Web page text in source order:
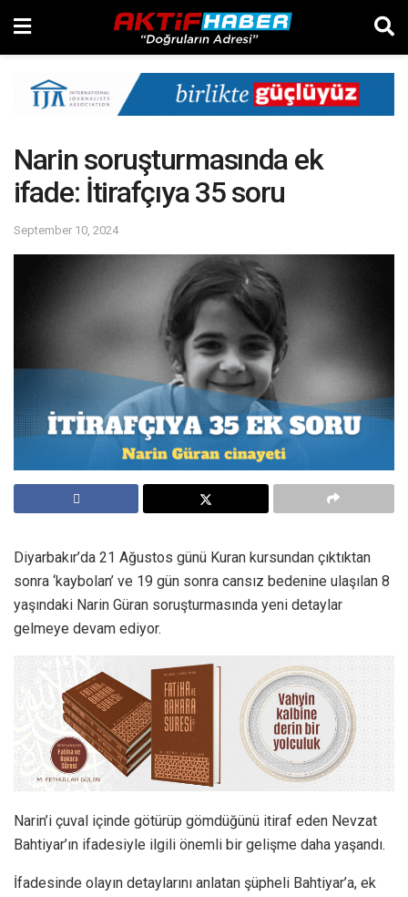
Narin soruşturmasında ek
ifade: İtirafçıya 35 soru
September 10, 2024
Diyarbakır’da 21 Ağustos günü Kuran kursundan çıktıktan
sonra ‘kaybolan’ ve 19 gün sonra cansız bedenine ulaşılan 8
yaşındaki Narin Güran soruşturmasında yeni detaylar
gelmeye devam ediyor.
Narin’i çuval içinde götürüp gömdüğünü itiraf eden Nevzat
Bahtiyar’ın ifadesiyle ilgili önemli bir gelişme daha yaşandı.
İfadesinde olayın detaylarını anlatan şüpheli Bahtiyar’a, ek